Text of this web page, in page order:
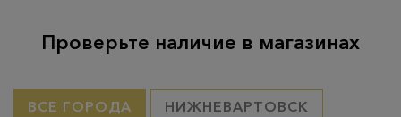
Проверьте наличие в магазинах
ВСЕ ГОРОДА НИЖНЕВАРТОВСК